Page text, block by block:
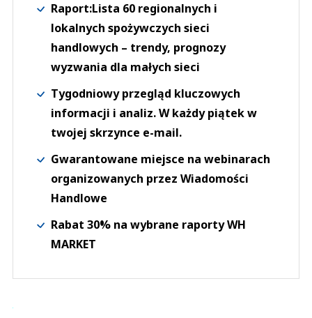
Raport:Lista 60 regionalnych i
lokalnych spożywczych sieci
handlowych – trendy, prognozy
wyzwania dla małych sieci
Tygodniowy przegląd kluczowych
informacji i analiz. W każdy piątek w
twojej skrzynce e-mail.
Gwarantowane miejsce na webinarach
organizowanych przez Wiadomości
Handlowe
Rabat 30% na wybrane raporty WH
MARKET